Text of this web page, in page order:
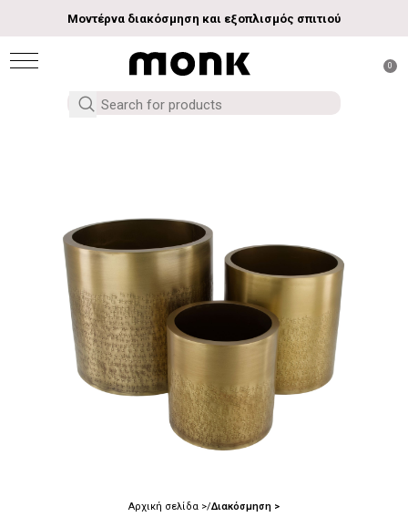
Μοντέρνα διακόσμηση και εξοπλισμός σπιτιού
0
Αρχική σελίδα Διακόσμηση